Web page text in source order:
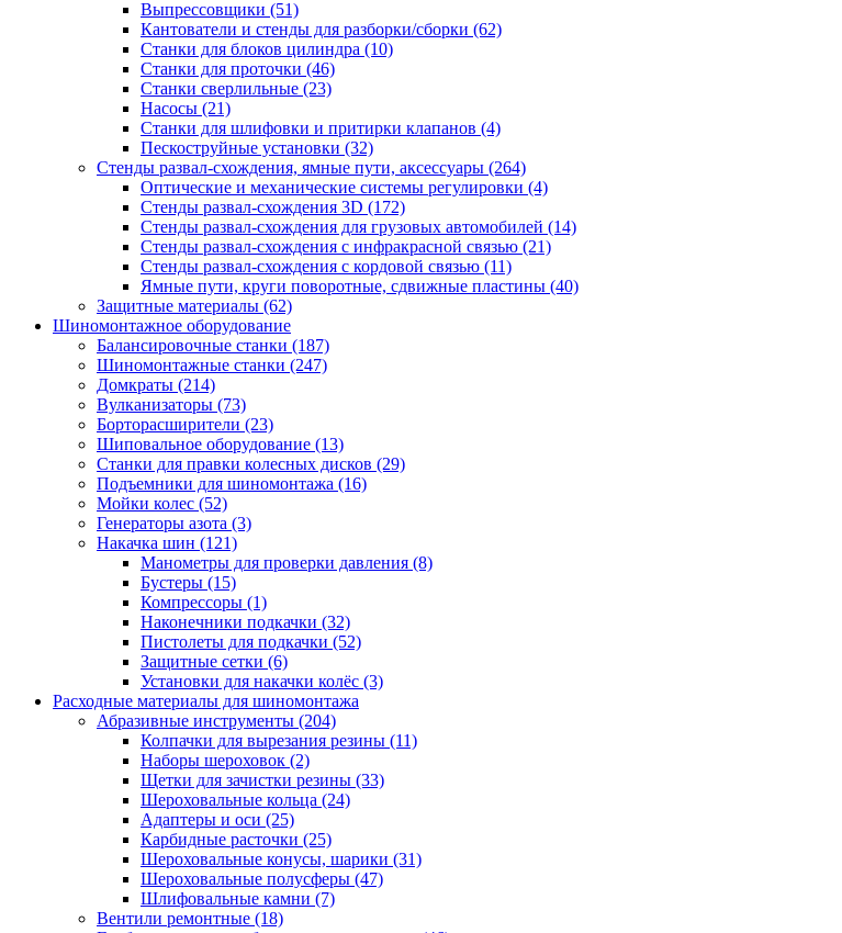
Выпрессовщики (51)
Кантователи и стенды для разборки/сборки (62)
Станки для блоков цилиндра (10)
Станки для проточки (46)
Станки сверлильные (23)
Насосы (21)
Станки для шлифовки и притирки клапанов (4)
Пескоструйные установки (32)
Стенды развал-схождения, ямные пути, аксессуары (264)
Оптические и механические системы регулировки (4)
Стенды развал-схождения 3D (172)
Стенды развал-схождения для грузовых автомобилей (14)
Стенды развал-схождения с инфракрасной связью (21)
Стенды развал-схождения с кордовой связью (11)
Ямные пути, круги поворотные, сдвижные пластины (40)
Защитные материалы (62)
Шиномонтажное оборудование
Балансировочные станки (187)
Шиномонтажные станки (247)
Домкраты (214)
Вулканизаторы (73)
Борторасширители (23)
Шиповальное оборудование (13)
Станки для правки колесных дисков (29)
Подъемники для шиномонтажа (16)
Мойки колес (52)
Генераторы азота (3)
Накачка шин (121)
Манометры для проверки давления (8)
Бустеры (15)
Компрессоры (1)
Наконечники подкачки (32)
Пистолеты для подкачки (52)
Защитные сетки (6)
Установки для накачки колёс (3)
Расходные материалы для шиномонтажа
Абразивные инструменты (204)
Колпачки для вырезания резины (11)
Наборы шероховок (2)
Щетки для зачистки резины (33)
Шероховальные кольца (24)
Адаптеры и оси (25)
Карбидные расточки (25)
Шероховальные конусы, шарики (31)
Шероховальные полусферы (47)
Шлифовальные камни (7)
Вентили ремонтные (18)